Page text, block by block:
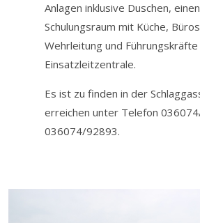
Anlagen inklusive Duschen,
Schulungsraum mit Küche,
Wehrleitung und
Einsatzleitzentrale.
Es ist zu finden in der
erreichen unter Telefon
036074/92893.